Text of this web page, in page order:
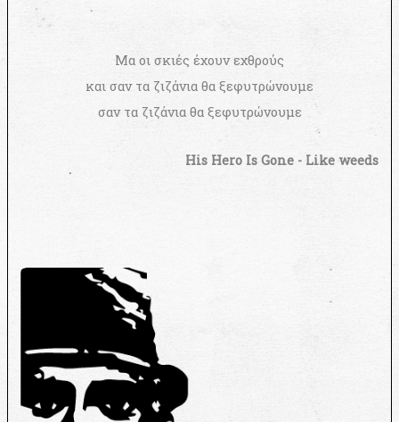
Μα οι σκιές έχουν εχθρούς
και σαν τα ζιζάνια θα ξεφυτρώνουμε
σαν τα ζιζάνια θα ξεφυτρώνουμε
His Hero Is Gone - Like weeds